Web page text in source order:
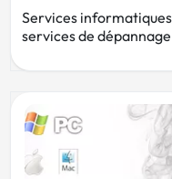
Services
services de dépannage